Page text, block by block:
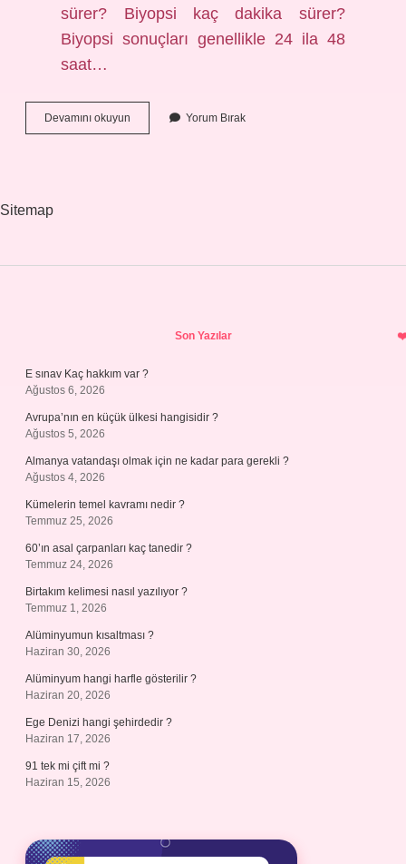
sürer? Biyopsi kaç dakika sürer?
Biyopsi sonuçları genellikle 24 ila 48
saat…
Devamını okuyun
Almak
Yorum Bırak
Sitemap
Son Yazılar
E sınav Kaç hakkım var ?
Ağustos 6, 2026
Avrupa’nın en küçük ülkesi hangisidir ?
Ağustos 5, 2026
Almanya vatandaşı olmak için ne kadar para gerekli ?
Ağustos 4, 2026
Kümelerin temel kavramı nedir ?
Temmuz 25, 2026
60’ın asal çarpanları kaç tanedir ?
Temmuz 24, 2026
Birtakım kelimesi nasıl yazılıyor ?
Temmuz 1, 2026
Alüminyumun kısaltması ?
Haziran 30, 2026
Alüminyum hangi harfle gösterilir ?
Haziran 20, 2026
Ege Denizi hangi şehirdedir ?
Haziran 17, 2026
91 tek mi çift mi ?
Haziran 15, 2026